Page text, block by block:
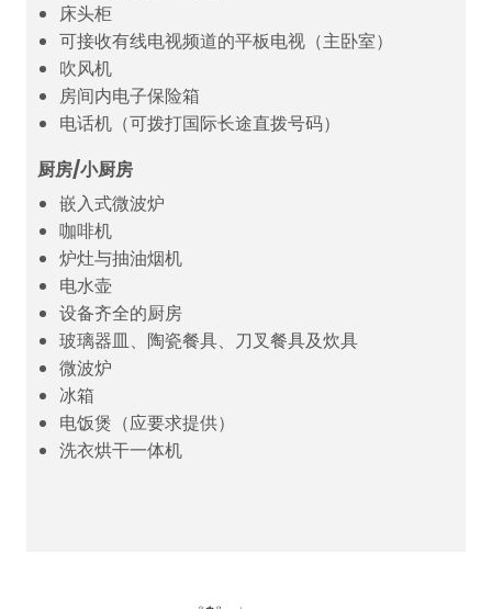
床头柜
可接收有线电视频道的平板电视（主卧室）
吹风机
房间内电子保险箱
电话机（可拨打国际长途直拨号码）
厨房/小厨房
嵌入式微波炉
咖啡机
炉灶与抽油烟机
电水壶
设备齐全的厨房
玻璃器皿、陶瓷餐具、刀叉餐具及炊具
微波炉
冰箱
电饭煲（应要求提供）
洗衣烘干一体机